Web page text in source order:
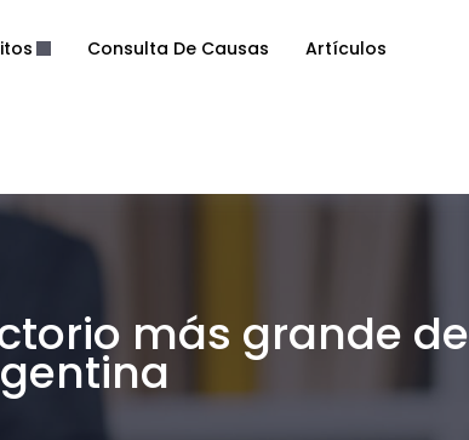
Consulta De Causas Artículos
más grande de